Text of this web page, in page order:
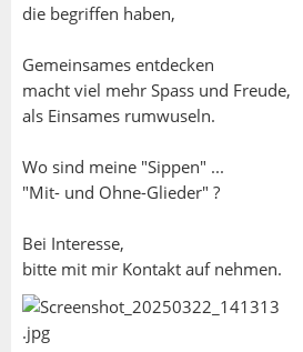
die begriffen haben,
Gemeinsames entdecken
macht viel mehr Spass und Freude,
als Einsames rumwuseln.
Wo sind meine "Sippen" ...
"Mit- und Ohne-Glieder" ?
Bei Interesse,
bitte mit mir Kontakt auf nehmen.